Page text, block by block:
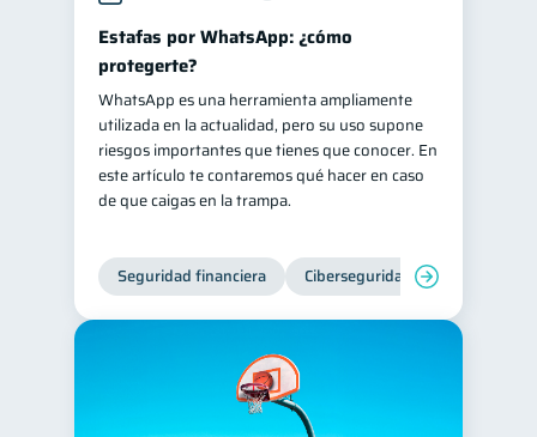
Estafas por WhatsApp: ¿cómo
protegerte?
WhatsApp es una herramienta ampliamente
utilizada en la actualidad, pero su uso supone
riesgos importantes que tienes que conocer. En
este artículo te contaremos qué hacer en caso
de que caigas en la trampa.
Seguridad financiera Ciberseguridad